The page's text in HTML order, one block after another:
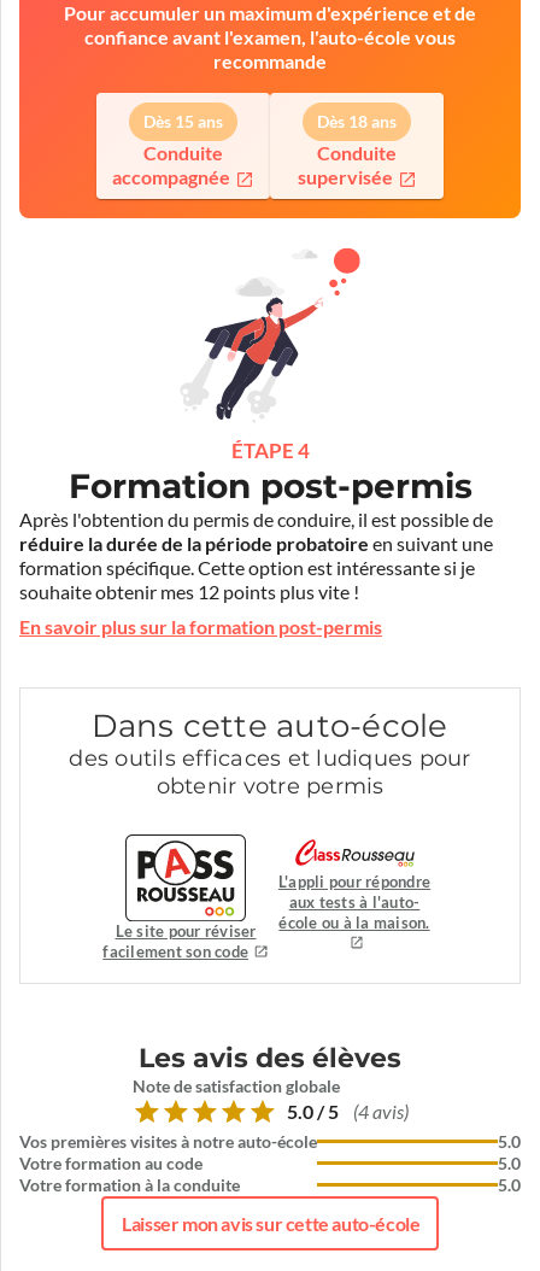
Pour accumuler un maximum d'expérience et de
confiance avant l'examen, l'auto-école vous
recommande
Dès 15 ans
Conduite
accompagnée
Dès 18 ans
Conduite
supervisée
ÉTAPE 4
Formation post-permis
Après l'obtention du permis de conduire, il est possible de
réduire la durée de la période probatoire en suivant une
formation spécifique. Cette option est intéressante si je
souhaite obtenir mes 12 points plus vite !
En savoir plus sur la formation post-permis
Dans cette auto-école
des outils efficaces et ludiques pour
obtenir votre permis
Le site pour réviser
facilement son code
L'appli pour répondre
aux tests à l'auto-
école ou à la maison.
Les avis des élèves
Note de satisfaction globale
5.0 / 5 (4 avis)
Vos premières visites à notre auto-école
Votre formation au code
Votre formation à la conduite
5.0
5.0
5.0
Laisser mon avis sur cette auto-école